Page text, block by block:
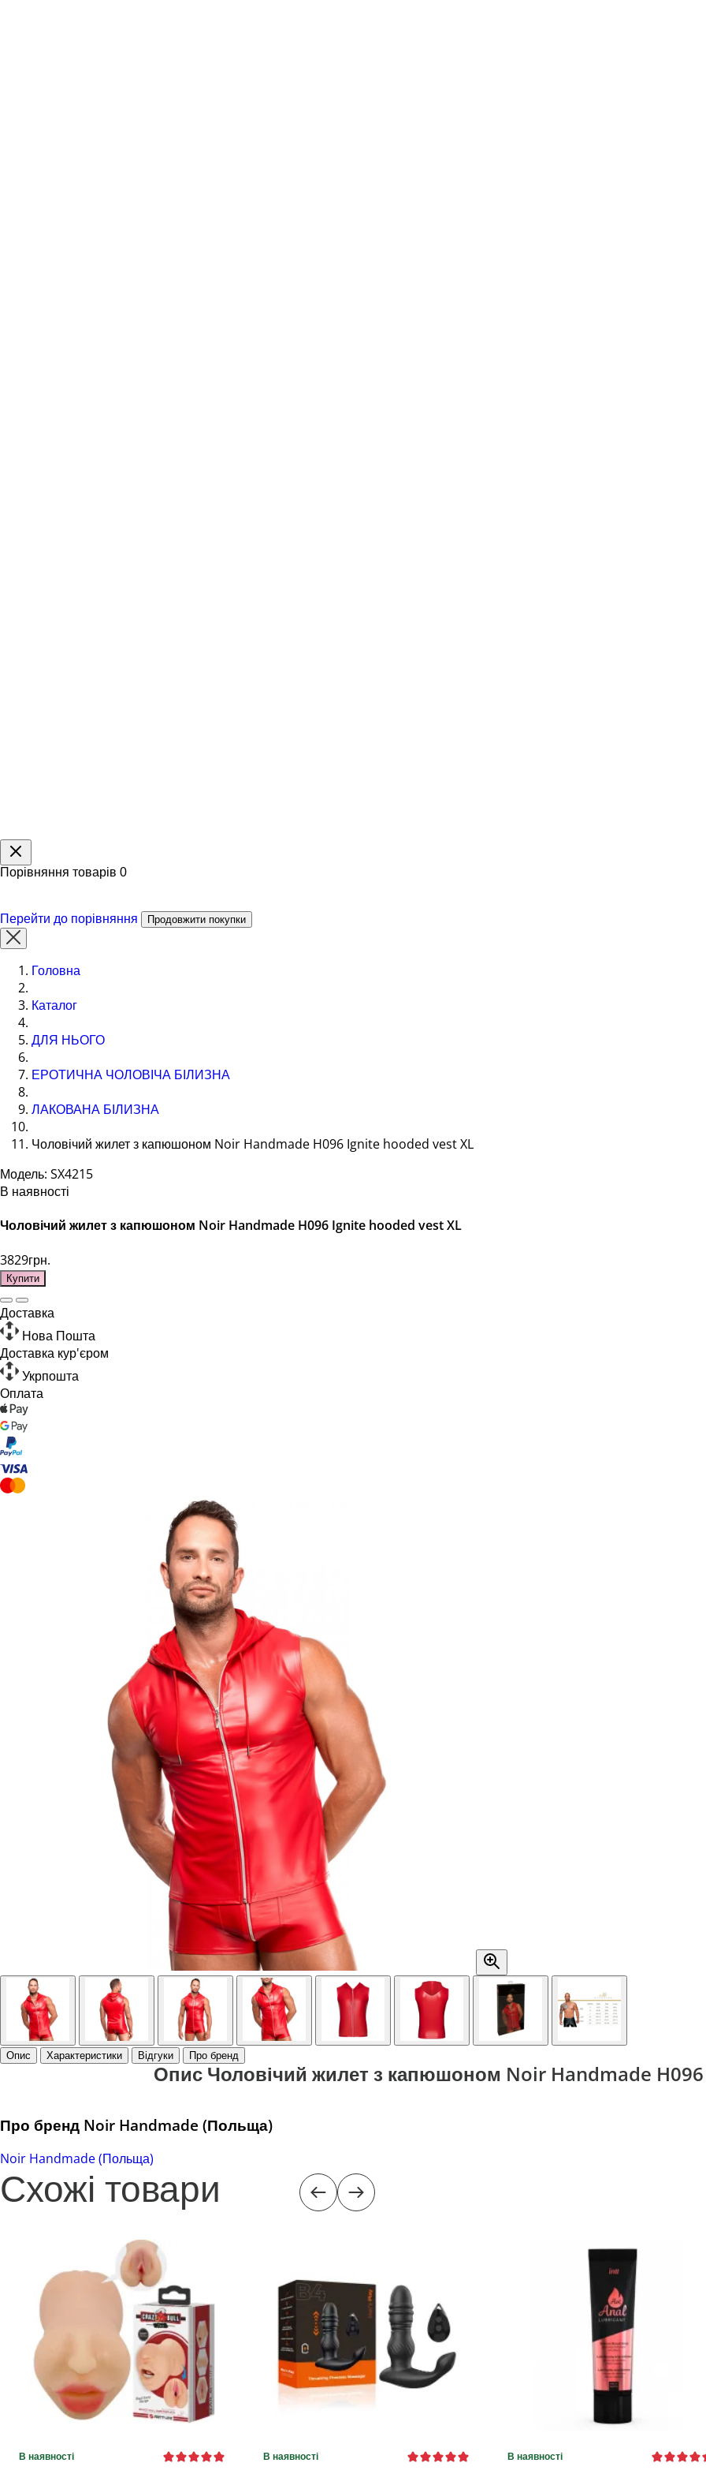
Порівняння товарів 0
Перейти до порівняння Продовжити покупки
Головна
Каталог
ДЛЯ НЬОГО
ЕРОТИЧНА ЧОЛОВІЧА БІЛИЗНА
ЛАКОВАНА БІЛИЗНА
Чоловічий жилет з капюшоном Noir Handmade H096 Ignite hooded vest XL
Модель: SX4215
В наявності
Чоловічий жилет з капюшоном Noir Handmade H096 Ignite hooded vest XL
3829грн.
Купити
Доставка
Нова Пошта
Доставка кур'єром
Укрпошта
Оплата
Опис Характеристики Відгуки Про бренд
Опис Чоловічий жилет з капюшоном Noir Handmade
Про бренд Noir Handmade (Польща)
Noir Handmade (Польща)
Схожі товари
В наявності В наявності В наявності